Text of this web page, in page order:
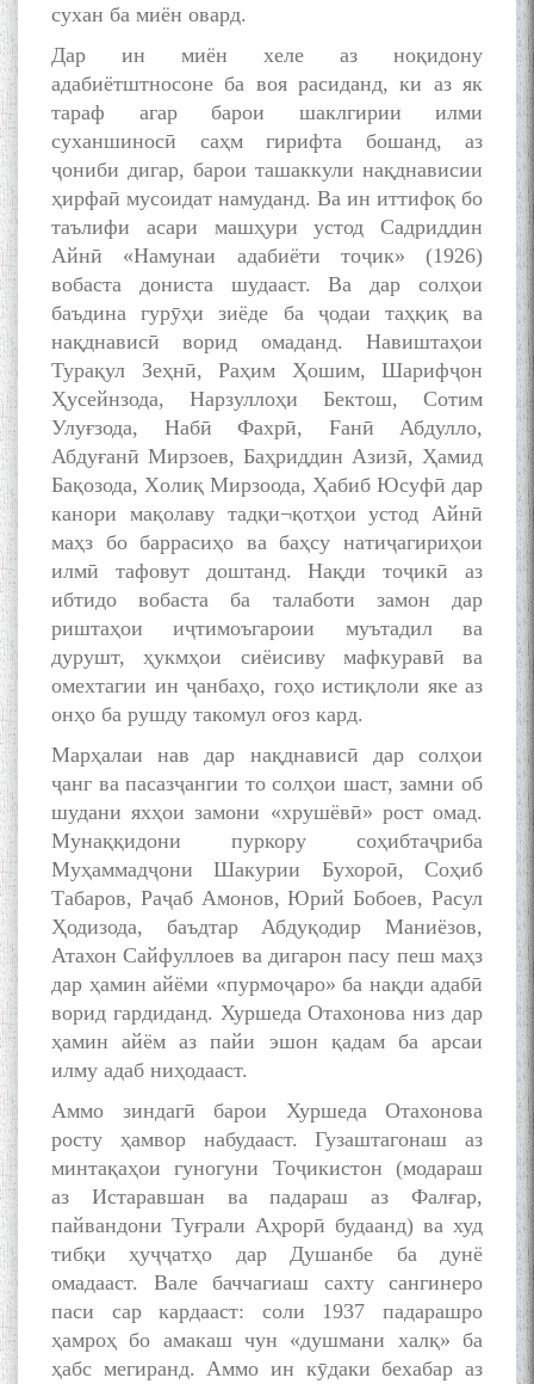
сухан ба миён овард.
Дар ин миён хеле аз ноқидону
адабиётштносоне ба воя расиданд, ки аз як
тараф агар барои шаклгирии илми
суханшиносӣ саҳм гирифта бошанд, аз
ҷониби дигар, барои ташаккули нақднависии
ҳирфаӣ мусоидат намуданд. Ва ин иттифоқ бо
таълифи асари машҳури устод Садриддин
Айнӣ «Намунаи адабиёти тоҷик» (1926)
вобаста дониста шудааст. Ва дар солҳои
баъдина гурӯҳи зиёде ба ҷодаи таҳқиқ ва
нақднависӣ ворид омаданд. Навиштаҳои
Турақул Зеҳнӣ, Раҳим Ҳошим, Шарифҷон
Ҳусейнзода, Нарзуллоҳи Бектош, Сотим
Улуғзода, Набӣ Фахрӣ, Fанӣ Абдулло,
Абдуғанӣ Мирзоев, Баҳриддин Азизӣ, Ҳамид
Бақозода, Xолиқ Мирзоода, Ҳабиб Юсуфӣ дар
канори мақолаву тадқи¬қотҳои устод Айнӣ
маҳз бо баррасиҳо ва баҳсу натиҷагириҳои
илмӣ тафовут доштанд. Нақди тоҷикӣ аз
ибтидо вобаста ба талаботи замон дар
риштаҳои иҷтимоъгароии муътадил ва
дурушт, ҳукмҳои сиёисиву мафкуравӣ ва
омехтагии ин ҷанбаҳо, гоҳо истиқлоли яке аз
онҳо ба рушду такомул оғоз кард.
Марҳалаи нав дар нақднависӣ дар солҳои
ҷанг ва пасазҷангии то солҳои шаст, замни об
шудани яхҳои замони «хрушёвӣ» рост омад.
Мунаққидони пуркору соҳибтаҷриба
Муҳаммадҷони Шакурии Бухороӣ, Соҳиб
Табаров, Раҷаб Амонов, Юрий Бобоев, Расул
Ҳодизода, баъдтар Абдуқодир Маниёзов,
Атахон Сайфуллоев ва дигарон пасу пеш маҳз
дар ҳамин айёми «пурмоҷаро» ба нақди адабӣ
ворид гардиданд. Хуршеда Отахонова низ дар
ҳамин айём аз пайи эшон қадам ба арсаи
илму адаб ниҳодааст.
Аммо зиндагӣ барои Хуршеда Отахонова
росту ҳамвор набудааст. Гузаштагонаш аз
минтақаҳои гуногуни Тоҷикистон (модараш
аз Истаравшан ва падараш аз Фалғар,
пайвандони Туғрали Аҳрорӣ будаанд) ва худ
тибқи ҳуҷҷатҳо дар Душанбе ба дунё
омадааст. Вале баччагиаш сахту сангинеро
паси сар кардааст: соли 1937 падарашро
ҳамроҳ бо амакаш чун «душмани халқ» ба
ҳабс мегиранд. Аммо ин кӯдаки бехабар аз